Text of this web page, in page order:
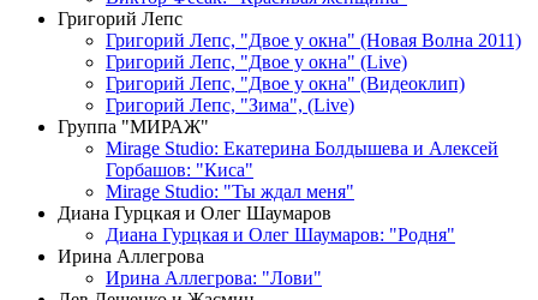
Григорий Лепс
Григорий Лепс, "Двое у окна" (Новая Волна 2011)
Григорий Лепс, "Двое у окна" (Live)
Григорий Лепс, "Двое у окна" (Видеоклип)
Григорий Лепс, "Зима", (Live)
Группа "МИРАЖ"
Mirage Studio: Екатерина Болдышева и Алексей
Горбашов: "Киса"
Mirage Studio: "Ты ждал меня"
Диана Гурцкая и Олег Шаумаров
Диана Гурцкая и Олег Шаумаров: "Родня"
Ирина Аллегрова
Ирина Аллегрова: "Лови"